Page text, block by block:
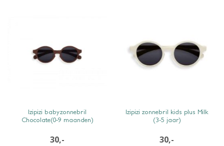
Izipizi babyzonnebril
Chocolate(0-9 maanden)
30,-
Izipizi zonnebril kids plus Milk
(3-5 jaar)
30,-